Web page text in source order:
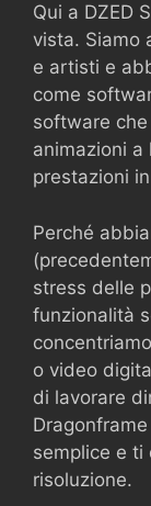
Qui a DZED
vista. Siamo
e artisti e
come
software
animazioni
prestazioni
Perché
stress delle
funzionalità
o video
di lavorare
semplice e ti
risoluzione.